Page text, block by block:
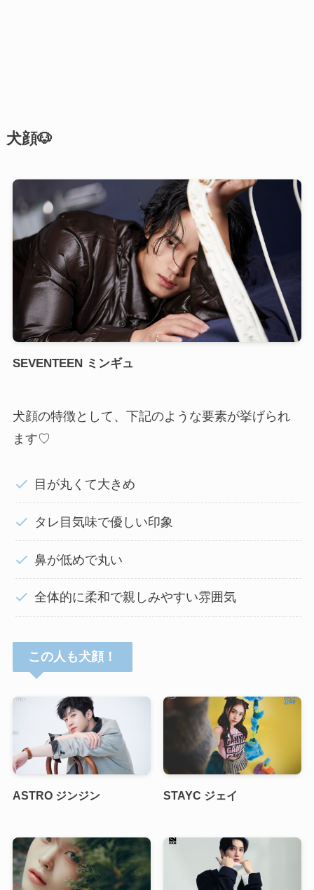
犬顔🐶
SEVENTEEN ミンギュ
犬顔の特徴として、下記のような要素が挙げられ
ます♡
目が丸くて大きめ
タレ目気味で優しい印象
鼻が低めで丸い
全体的に柔和で親しみやすい雰囲気
この人も犬顔！
ASTRO ジンジン STAYC ジェイ